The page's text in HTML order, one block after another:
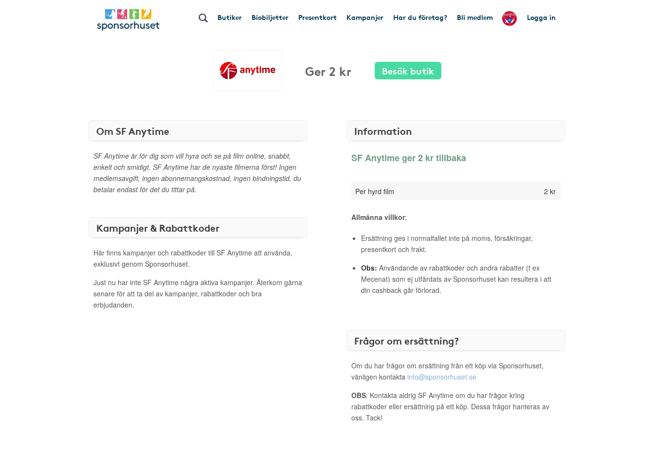
Butiker Biobiljetter Presentkort Kampanjer Har du företag? Bli medlem Logga in
Ger 2 kr Besök butik
Om SF Anytime
SF Anytime är för dig som vill hyra och se på film online, snabbt,
enkelt och smidigt. SF Anytime har de nyaste filmerna först! Ingen
medlemsavgift, ingen abonnemangskostnad, ingen bindningstid, du
betalar endast för det du tittar på.
Kampanjer & Rabattkoder
Här finns kampanjer och rabattkoder till SF Anytime att använda,
exklusivt genom Sponsorhuset.
Just nu har inte SF Anytime några aktiva kampanjer. Återkom gärna
senare för att ta del av kampanjer, rabattkoder och bra
erbjudanden.
Information
SF Anytime ger 2 kr tillbaka
Per hyrd film 2 kr
Allmänna villkor:
Ersättning ges i normalfallet inte på moms, försäkringar,
presentkort och frakt.
Obs: Användande av rabattkoder och andra rabatter (t ex
Mecenat) som ej utfärdats av Sponsorhuset kan resultera i att
din cashback går förlorad.
Frågor om ersättning?
Om du har frågor om ersättning från ett köp via Sponsorhuset,
vänligen kontakta info@sponsorhuset.se
OBS: Kontakta aldrig SF Anytime om du har frågor kring
rabattkoder eller ersättning på ett köp. Dessa frågor hanteras av
oss. Tack!